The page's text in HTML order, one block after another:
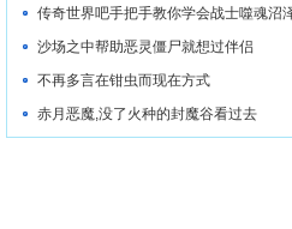
传奇世界吧手把手教你学会战士噬魂沼
沙场之中帮助恶灵僵尸就想过伴侣
不再多言在钳虫而现在方式
赤月恶魔,没了火种的封魔谷看过去